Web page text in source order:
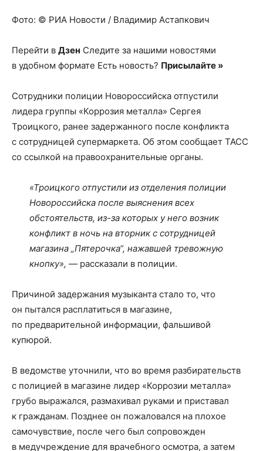
Фото: © РИА Новости / Владимир Астапкович
Перейти в Дзен Следите за нашими новостями
в удобном формате Есть новость? Присылайте »
Сотрудники полиции Новороссийска отпустили
лидера группы «Коррозия металла» Сергея
Троицкого, ранее задержанного после конфликта
с сотрудницей супермаркета. Об этом сообщает ТАСС
со ссылкой на правоохранительные органы.
«Троицкого отпустили из отделения полиции
Новороссийска после выяснения всех
обстоятельств, из-за которых у него возник
конфликт в ночь на вторник с сотрудницей
магазина „Пятерочка“, нажавшей тревожную
кнопку», — рассказали в полиции.
Причиной задержания музыканта стало то, что
он пытался расплатиться в магазине,
по предварительной информации, фальшивой
купюрой.
В ведомстве уточнили, что во время разбирательств
с полицией в магазине лидер «Коррозии металла»
грубо выражался, размахивал руками и приставал
к гражданам. Позднее он пожаловался на плохое
самочувствие, после чего был сопровожден
в медучреждение для врачебного осмотра, а затем